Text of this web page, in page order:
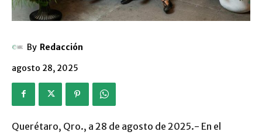
By Redacción
agosto 28, 2025
Querétaro, Qro., a 28 de agosto de 2025.- En el